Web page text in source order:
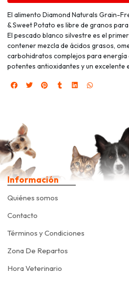
El alimento Diamond Naturals Grain-
& Sweet Potato es libre de granos
El pescado blanco silvestre es el
contener mezcla de ácidos grasos,
carbohidratos complejos para energía
potentes antioxidantes y un
Información
Quiénes somos
Contacto
Términos y Condiciones
Zona De Repartos
Hora Veterinario